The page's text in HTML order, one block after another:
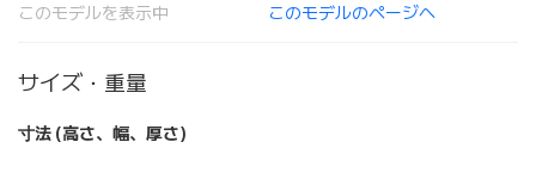
このモデルを表示中 このモデルのページへ
サイズ・重量
寸法 (高さ、幅、厚さ)